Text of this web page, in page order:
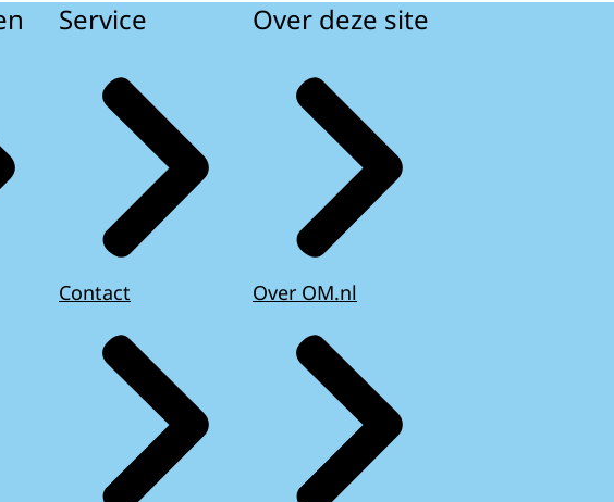
Service
Contact
Over deze site
Over OM.nl